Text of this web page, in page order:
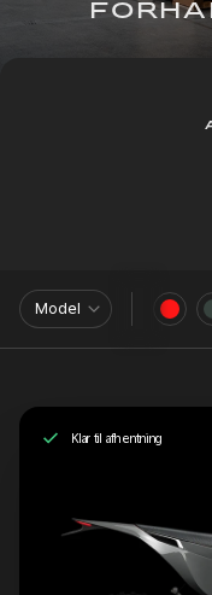
Model
Klar til afhentning